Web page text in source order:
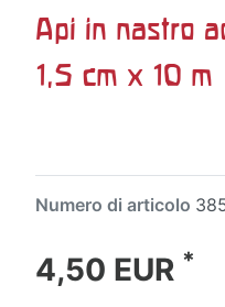
Api in nastro
1,5 cm x 10 m
Numero di articolo
4,50 EUR *